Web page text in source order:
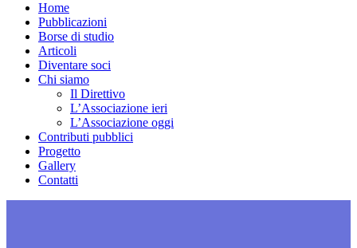
Home
Pubblicazioni
Borse di studio
Articoli
Diventare soci
Chi siamo
Il Direttivo
L’Associazione ieri
L’Associazione oggi
Contributi pubblici
Progetto
Gallery
Contatti